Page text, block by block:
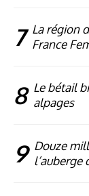
7 La région
France
8 Le bétail
alpages
9 Douze
l’auberge